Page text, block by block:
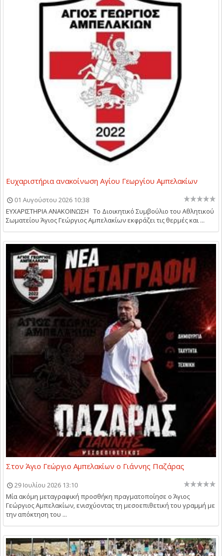
Ευχαριστήρια ανακοίνωση Αγίου Γεωργίου Αμπελακίων
01 Αυγούστου 2026 10:38
ΕΥΧΑΡΙΣΤΗΡΙΑ ΑΝΑΚΟΙΝΩΣΗ Το Διοικητικό Συμβούλιο του Αθλητικού
Σωματείου Άγιος Γεώργιος Αμπελακίων εκφράζει τις θερμές και ...
Στον Άγιο Γεώργιο Αμπελακίων ο Γιάννης Παζάρας
29 Ιουλίου 2026 13:10
Μία ακόμη μεταγραφική προσθήκη πραγματοποίησε ο Άγιος
Γεώργιος Αμπελακίων, ενισχύοντας τη μεσοεπιθετική του γραμμή με
την απόκτηση του ...